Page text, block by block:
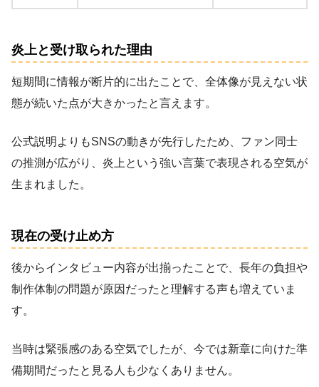
炎上と受け取られた理由
短期間に情報が断片的に出たことで、全体像が見えない状
態が続いた点が大きかったと言えます。
公式説明よりもSNSの動きが先行したため、ファン同士
の推測が広がり、炎上という強い言葉で表現される空気が
生まれました。
現在の受け止め方
後からインタビュー内容が出揃ったことで、長年の負担や
制作体制の問題が原因だったと理解する声も増えていま
す。
当時は緊張感のある空気でしたが、今では新章に向けた準
備期間だったと見る人も少なくありません。